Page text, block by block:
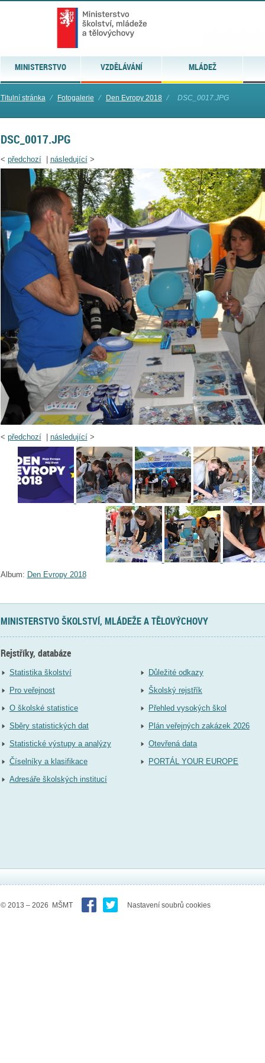
MINISTERSTVO VZDĚLÁVÁNÍ MLÁDEŽ
Titulní stránka ⁄ Fotogalerie ⁄ Den Evropy 2018 ⁄ DSC_0017.JPG
DSC_0017.JPG
< předchozí| následující>
< předchozí| následující>
Album: Den Evropy 2018
MINISTERSTVO ŠKOLSTVÍ, MLÁDEŽE A TĚLOVÝCHOVY
Rejstříky, databáze
Statistika školství
Pro veřejnost
O školské statistice
Sběry statistických dat
Statistické výstupy a analýzy
Číselníky a klasifikace
Adresáře školských institucí
Důležité odkazy
Školský rejstřík
Přehled vysokých škol
Plán veřejných zakázek 2026
Otevřená data
PORTÁL YOUR EUROPE
© 2013 – 2026 MŠMT Nastavení soubrů cookies